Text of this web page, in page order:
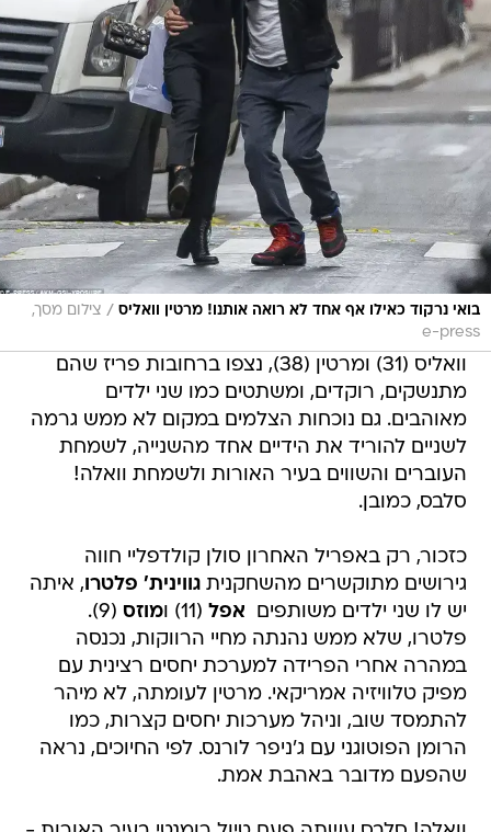
בואי נרקוד כאילו אף אחד לא רואה אותנו! מרטין וואליס / צילום מסך,
e-press
וואליס (31) ומרטין (38), נצפו ברחובות פריז שהם
מתנשקים, רוקדים, ומשתטים כמו שני ילדים
מאוהבים. גם נוכחות הצלמים במקום לא ממש גרמה
לשניים להוריד את הידיים אחד מהשנייה, לשמחת
העוברים והשווים בעיר האורות ולשמחת וואלה!
סלבס, כמובן.
כזכור, רק באפריל האחרון סולן קולדפליי חווה
גירושים מתוקשרים מהשחקניתגווינית' פלטרו, איתה
יש לו שני ילדים משותפים  אפל (11) ו מוזס (9).
פלטרו, שלא ממש נהנתה מחיי הרווקות, נכנסה
במהרה אחרי הפרידה למערכת יחסים רצינית עם
מפיק טלוויזיה אמריקאי. מרטין לעומתה, לא מיהר
להתמסד שוב, וניהל מערכות יחסים קצרות, כמו
הרומן הפוטוגני עם ג'ניפר לורנס. לפי החיוכים, נראה
שהפעם מדובר באהבת אמת.